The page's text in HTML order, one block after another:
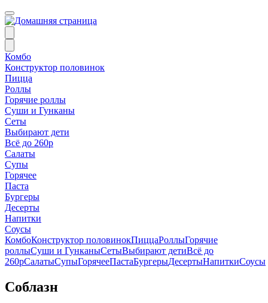
Комбо
Конструктор половинок
Пицца
Роллы
Горячие роллы
Суши и Гунканы
Сеты
Выбирают дети
Всё до 260р
Салаты
Супы
Горячее
Паста
Бургеры
Десерты
Напитки
Соусы
КомбоКонструктор половинокПиццаРоллыГорячие
роллыСуши и ГунканыСетыВыбирают детиВсё до
260рСалатыСупыГорячееПастаБургерыДесертыНапиткиСоусы
Соблазн